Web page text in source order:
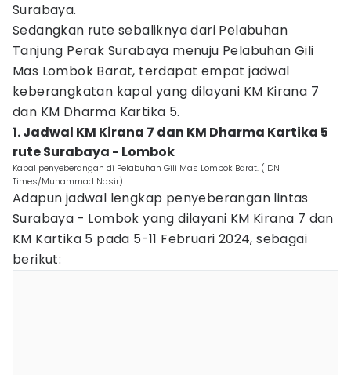
Surabaya.
Sedangkan rute sebaliknya dari Pelabuhan
Tanjung Perak Surabaya menuju Pelabuhan Gili
Mas Lombok Barat, terdapat empat jadwal
keberangkatan kapal yang dilayani KM Kirana 7
dan KM Dharma Kartika 5.
1. Jadwal KM Kirana 7 dan KM Dharma Kartika 5
rute Surabaya - Lombok
Kapal penyeberangan di Pelabuhan Gili Mas Lombok Barat. (IDN
Times/Muhammad Nasir)
Adapun jadwal lengkap penyeberangan lintas
Surabaya - Lombok yang dilayani KM Kirana 7 dan
KM Kartika 5 pada 5-11 Februari 2024, sebagai
berikut: